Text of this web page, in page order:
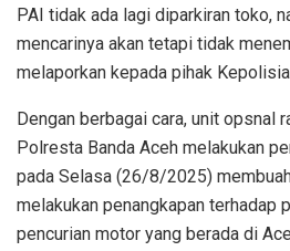
PAI tidak ada lagi diparkiran toko,
mencarinya akan tetapi tidak
melaporkan kepada pihak
Dengan berbagai cara, unit opsnal
Polresta Banda Aceh melakukan
pada Selasa (26/8/2025)
melakukan penangkapan terhadap
pencurian motor yang berada di